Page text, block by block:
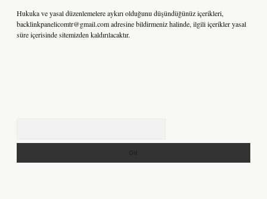
Hukuka ve yasal düzenlemelere aykırı olduğunu düşündüğünüz içerikleri,
backlinkpanelicomtr@gmail.comadresine bildirmeniz halinde, ilgili içerikler yasal
süre içerisinde sitemizden kaldırılacaktır.